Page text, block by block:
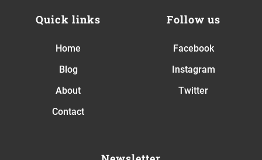
Quick links
Home
Blog
About
Contact
Follow us
Facebook
Instagram
Twitter